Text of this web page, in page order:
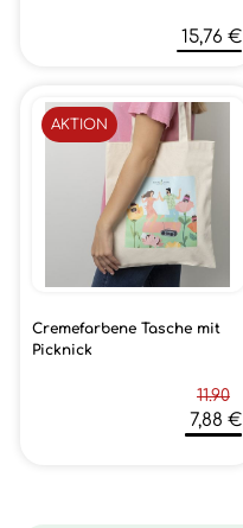
15,76 €
Cremefarbene Tasche mit
Picknick
11.90
7,88 €
AKTION